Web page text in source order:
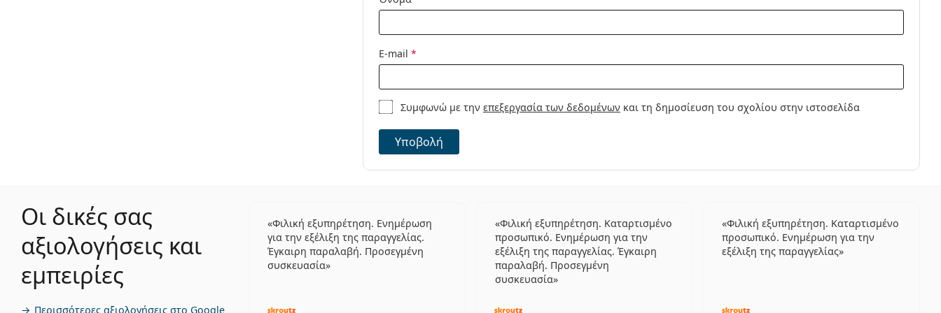
E-mail *
Συμφωνώ με τηνεπεξεργασία των δεδομένων και τη δημοσίευση του σχολίου στην ιστοσελίδα
Υποβολή
Οι δικές σας
αξιολογήσεις και
εμπειρίες
Περισσότερες αξιολογήσεις στο Google
Φιλική εξυπηρέτηση. Ενημέρωση
για την εξέλιξη της παραγγελίας.
Έγκαιρη παραλαβή. Προσεγμένη
συσκευασία
Φιλική εξυπηρέτηση. Καταρτισμένο
προσωπικό. Ενημέρωση για την
εξέλιξη της παραγγελίας. Έγκαιρη
παραλαβή. Προσεγμένη
συσκευασία
Φιλική εξυπηρέτηση. Καταρτισμένο
προσωπικό. Ενημέρωση για την
εξέλιξη της παραγγελίας